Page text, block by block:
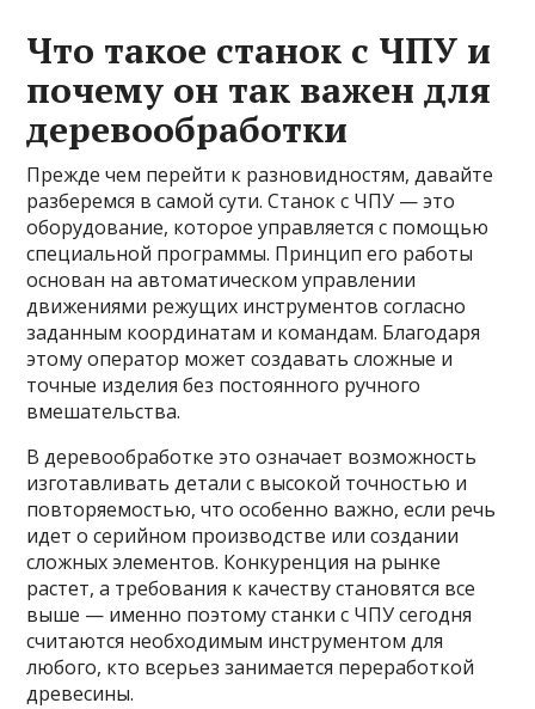
Что такое станок с ЧПУ и
почему он так важен для
деревообработки
Прежде чем перейти к разновидностям, давайте
разберемся в самой сути. Станок с ЧПУ — это
оборудование, которое управляется с помощью
специальной программы. Принцип его работы
основан на автоматическом управлении
движениями режущих инструментов согласно
заданным координатам и командам. Благодаря
этому оператор может создавать сложные и
точные изделия без постоянного ручного
вмешательства.
В деревообработке это означает возможность
изготавливать детали с высокой точностью и
повторяемостью, что особенно важно, если речь
идет о серийном производстве или создании
сложных элементов. Конкуренция на рынке
растет, а требования к качеству становятся все
выше — именно поэтому станки с ЧПУ сегодня
считаются необходимым инструментом для
любого, кто всерьез занимается переработкой
древесины.